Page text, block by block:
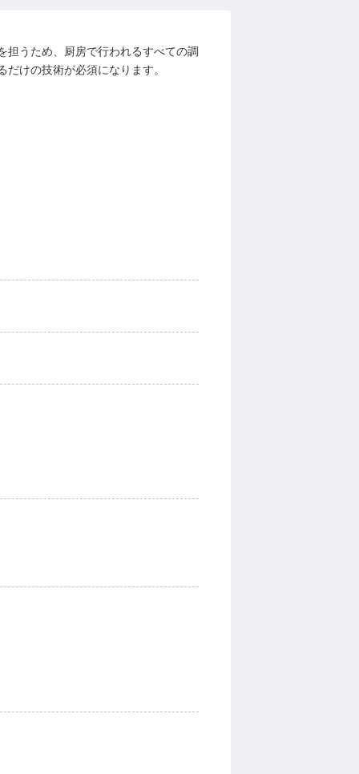
担うため、厨房で行われるすべての調
けの技術が必須になります。